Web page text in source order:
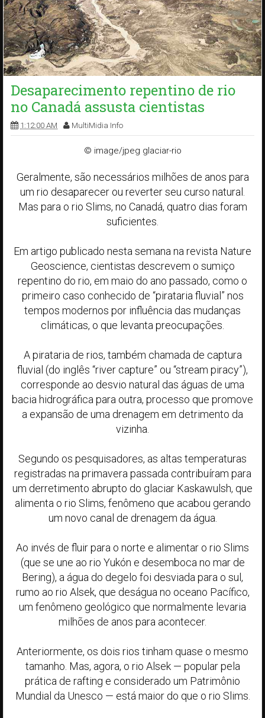
Desaparecimento repentino de rio
no Canadá assusta cientistas
1:12:00 AM MultiMidia Info
© image/jpeg glaciar-rio
Geralmente, são necessários milhões de anos para
um rio desaparecer ou reverter seu curso natural.
Mas para o rio Slims, no Canadá, quatro dias foram
suficientes.
Em artigo publicado nesta semana na revista Nature
Geoscience, cientistas descrevem o sumiço
repentino do rio, em maio do ano passado, como o
primeiro caso conhecido de “pirataria fluvial” nos
tempos modernos por influência das mudanças
climáticas, o que levanta preocupações.
A pirataria de rios, também chamada de captura
fluvial (do inglês “river capture” ou “stream piracy”),
corresponde ao desvio natural das águas de uma
bacia hidrográfica para outra, processo que promove
a expansão de uma drenagem em detrimento da
vizinha.
Segundo os pesquisadores, as altas temperaturas
registradas na primavera passada contribuíram para
um derretimento abrupto do glaciar Kaskawulsh, que
alimenta o rio Slims, fenômeno que acabou gerando
um novo canal de drenagem da água.
Ao invés de fluir para o norte e alimentar o rio Slims
(que se une ao rio Yukón e desemboca no mar de
Bering), a água do degelo foi desviada para o sul,
rumo ao rio Alsek, que deságua no oceano Pacífico,
um fenômeno geológico que normalmente levaria
milhões de anos para acontecer.
Anteriormente, os dois rios tinham quase o mesmo
tamanho. Mas, agora, o rio Alsek — popular pela
prática de rafting e considerado um Patrimônio
Mundial da Unesco — está maior do que o rio Slims.